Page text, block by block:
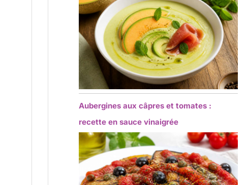
Aubergines aux câpres et tomates :
recette en sauce vinaigrée